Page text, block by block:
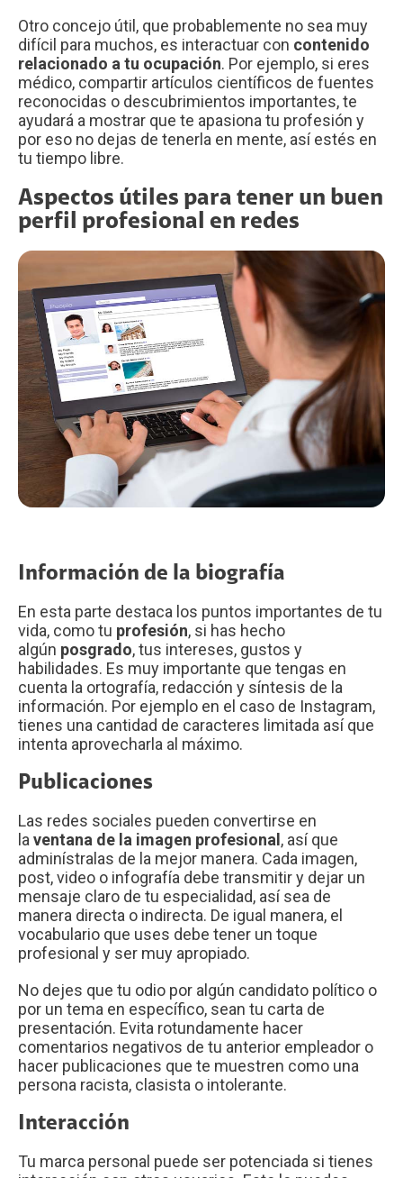
Otro concejo útil, que probablemente no sea muy
difícil para muchos, es interactuar con contenido
relacionado a tu ocupación. Por ejemplo, si eres
médico, compartir artículos científicos de fuentes
reconocidas o descubrimientos importantes, te
ayudará a mostrar que te apasiona tu profesión y
por eso no dejas de tenerla en mente, así estés en
tu tiempo libre.
Aspectos útiles para tener un buen
perfil profesional en redes
Información de la biografía
En esta parte destaca los puntos importantes de tu
vida, como tu profesión, si has hecho
algún posgrado, tus intereses, gustos y
habilidades. Es muy importante que tengas en
cuenta la ortografía, redacción y síntesis de la
información. Por ejemplo en el caso de Instagram,
tienes una cantidad de caracteres limitada así que
intenta aprovecharla al máximo.
Publicaciones
Las redes sociales pueden convertirse en
la ventana de la imagen profesional, así que
adminístralas de la mejor manera. Cada imagen,
post, video o infografía debe transmitir y dejar un
mensaje claro de tu especialidad, así sea de
manera directa o indirecta. De igual manera, el
vocabulario que uses debe tener un toque
profesional y ser muy apropiado.
No dejes que tu odio por algún candidato político o
por un tema en específico, sean tu carta de
presentación. Evita rotundamente hacer
comentarios negativos de tu anterior empleador o
hacer publicaciones que te muestren como una
persona racista, clasista o intolerante.
Interacción
Tu marca personal puede ser potenciada si tienes